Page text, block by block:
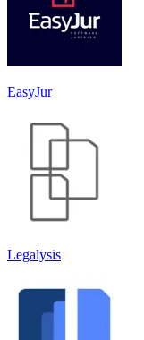
EasyJur
Legalysis